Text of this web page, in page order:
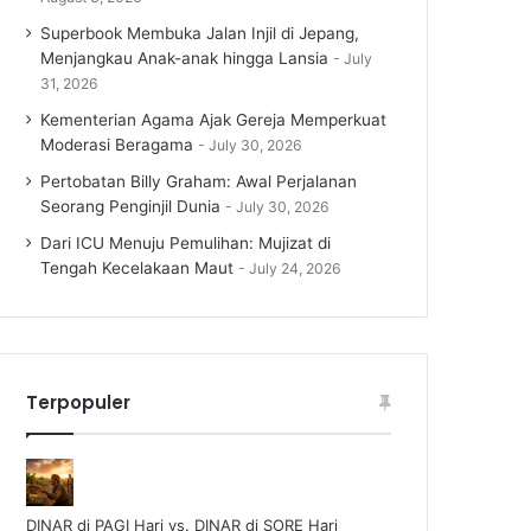
Superbook Membuka Jalan Injil di Jepang,
Menjangkau Anak-anak hingga Lansia
July
31, 2026
Kementerian Agama Ajak Gereja Memperkuat
Moderasi Beragama
July 30, 2026
Pertobatan Billy Graham: Awal Perjalanan
Seorang Penginjil Dunia
July 30, 2026
Dari ICU Menuju Pemulihan: Mujizat di
Tengah Kecelakaan Maut
July 24, 2026
Terpopuler
DINAR di PAGI Hari vs. DINAR di SORE Hari